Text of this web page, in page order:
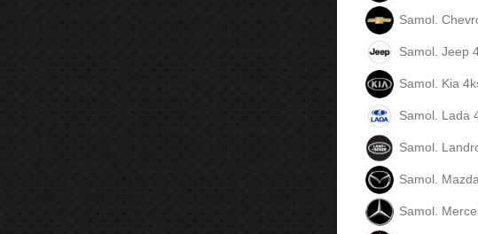
Samol.
Samol. Jeep
Samol. Kia
Samol. Lada
Samol.
Samol.
Samol.